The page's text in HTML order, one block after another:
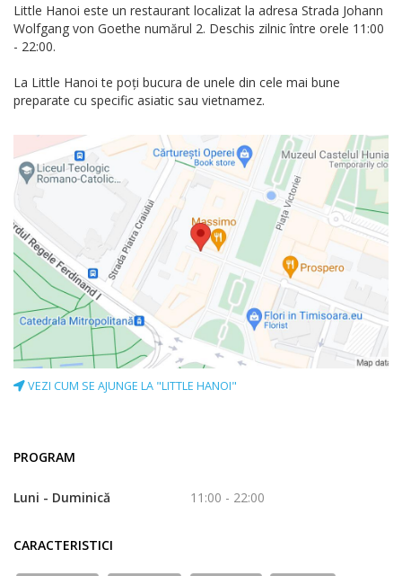
Little Hanoi este un restaurant localizat la adresa Strada Johann
Wolfgang von Goethe numărul 2. Deschis zilnic între orele 11:00
- 22:00.
La Little Hanoi te poți bucura de unele din cele mai bune
preparate cu specific asiatic sau vietnamez.
VEZI CUM SE AJUNGE LA "LITTLE HANOI"
PROGRAM
Luni - Duminică 11:00 - 22:00
CARACTERISTICI